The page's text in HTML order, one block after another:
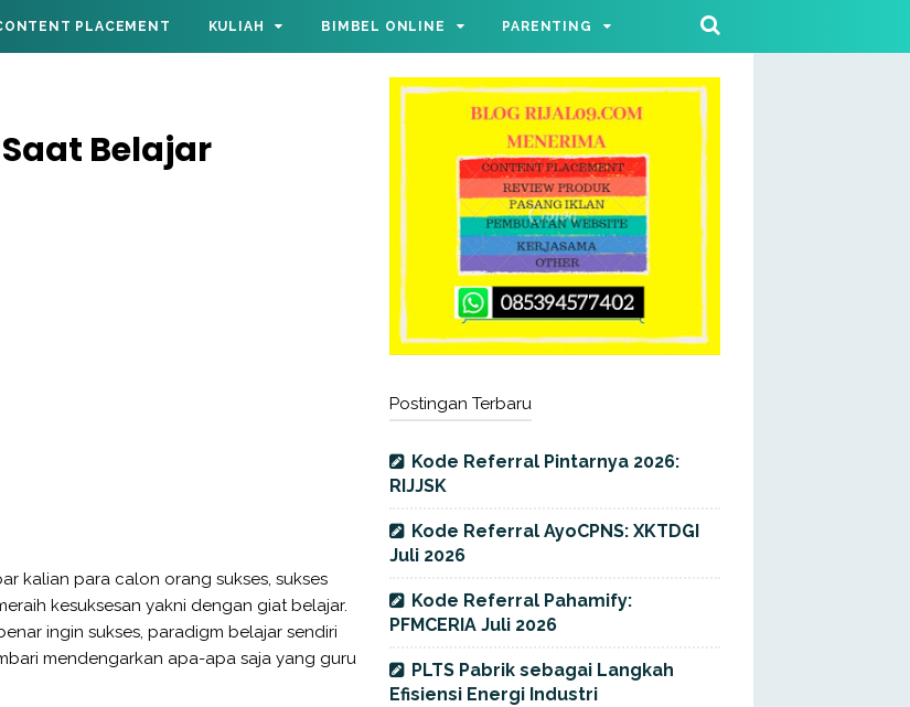
PLACEMENT KULIAH BIMBEL ONLINE PARENTING
Belajar
kalian para calon orang sukses, sukses
kesuksesan yakni dengan giat belajar.
ingin sukses, paradigm belajar sendiri
mendengarkan apa-apa saja yang guru
Postingan Terbaru
Kode Referral Pintarnya 2026:
RIJJSK
Kode Referral AyoCPNS: XKTDGI
Juli 2026
Kode Referral Pahamify:
PFMCERIA Juli 2026
PLTS Pabrik sebagai Langkah
Efisiensi Energi Industri